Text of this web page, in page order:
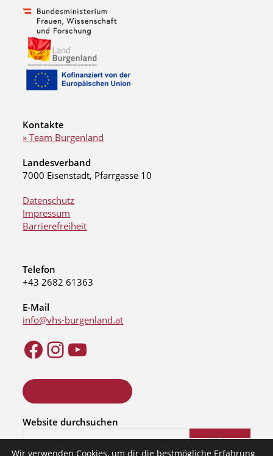
Kontakte
» Team Burgenland
Landesverband
7000 Eisenstadt, Pfarrgasse 10
Datenschutz
Impressum
Barrierefreiheit
Telefon
+43 2682 61363
E-Mail
info@vhs-burgenland.at
Website durchsuchen
Suchen
Wir verwenden Cookies, um dir die bestmögliche Erfahrung